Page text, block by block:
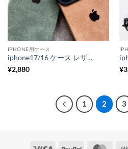
IPHONE用ケース
iphone17/16 ケース レザー iphone17pro/16pro/15 ケース スエード アイフォン ケース シンプル iphone15pro/14/13 ケース 衝撃 に 強い かわいい スマホケース お揃い R288
¥2,880
¥
1 2 3